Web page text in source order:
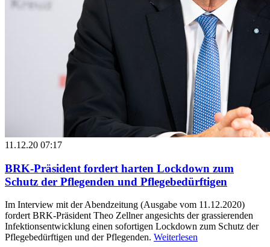
11.12.20 07:17
BRK-Präsident fordert harten Lockdown zum
Schutz der Pflegenden und Pflegebedürftigen
Im Interview mit der Abendzeitung (Ausgabe vom 11.12.2020)
fordert BRK-Präsident Theo Zellner angesichts der grassierenden
Infektionsentwicklung einen sofortigen Lockdown zum Schutz der
Pflegebedürftigen und der Pflegenden. Weiterlesen